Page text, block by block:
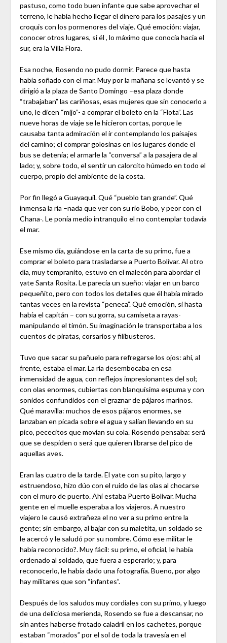
pastuso, como todo buen infante que sabe aprovechar el
terreno, le había hecho llegar el dinero para los pasajes y un
croquis con los pormenores del viaje. Qué emoción: viajar,
conocer otros lugares, si él , lo máximo que conocía hacia el
sur, era la Villa Flora.
Esa noche, Rosendo no pudo dormir. Parece que hasta
había soñado con el mar. Muy por la mañana se levantó y se
dirigió a la plaza de Santo Domingo –esa plaza donde
“trabajaban” las cariñosas, esas mujeres que sin conocerlo a
uno, le dicen “mijo”- a comprar el boleto en la “Flota”. Las
nueve horas de viaje se le hicieron cortas, porque le
causaba tanta admiración el ir contemplando los paisajes
del camino; el comprar golosinas en los lugares donde el
bus se detenía; el armarle la “conversa” a la pasajera de al
lado; y, sobre todo, el sentir un calorcito húmedo en todo el
cuerpo, propio del ambiente de la costa.
Por fin llegó a Guayaquil. Qué “pueblo tan grande”. Qué
inmensa la ría –nada que ver con su río Bobo, y peor con el
Chana-. Le ponía medio intranquilo el no contemplar todavía
el mar.
Ese mismo día, guiándose en la carta de su primo, fue a
comprar el boleto para trasladarse a Puerto Bolívar. Al otro
día, muy tempranito, estuvo en el malecón para abordar el
yate Santa Rosita. Le parecía un sueño: viajar en un barco
pequeñito, pero con todos los detalles que él había mirado
tantas veces en la revista “peneca”. Qué emoción, si hasta
había el capitán – con su gorra, su camiseta a rayas-
manipulando el timón. Su imaginación le transportaba a los
cuentos de piratas, corsarios y filibusteros.
Tuvo que sacar su pañuelo para refregarse los ojos: ahí, al
frente, estaba el mar. La ría desembocaba en esa
inmensidad de agua, con reflejos impresionantes del sol;
con olas enormes, cubiertas con blanquísima espuma y con
sonidos confundidos con el graznar de pájaros marinos.
Qué maravilla: muchos de esos pájaros enormes, se
lanzaban en picada sobre el agua y salían llevando en su
pico, pececitos que movían su cola. Rosendo pensaba: será
que se despiden o será que quieren librarse del pico de
aquellas aves.
Eran las cuatro de la tarde. El yate con su pito, largo y
estruendoso, hizo dúo con el ruido de las olas al chocarse
con el muro de puerto. Ahí estaba Puerto Bolívar. Mucha
gente en el muelle esperaba a los viajeros. A nuestro
viajero le causó extrañeza el no ver a su primo entre la
gente; sin embargo, al bajar con su maletita, un soldado se
le acercó y le saludó por su nombre. Cómo ese militar le
había reconocido?. Muy fácil: su primo, el oficial, le había
ordenado al soldado, que fuera a esperarlo; y, para
reconocerlo, le había dado una fotografía. Bueno, por algo
hay militares que son “infantes”.
Después de los saludos muy cordiales con su primo, y luego
de una deliciosa merienda, Rosendo se fue a descansar, no
sin antes haberse frotado caladril en los cachetes, porque
estaban “morados” por el sol de toda la travesía en el